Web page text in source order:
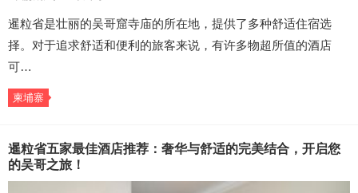
暹粒省是壮丽的吴哥窟寺庙的所在地，提供了多种舒适住宿选
择。对于追求舒适和便利的旅客来说，有许多物超所值的酒店
可…
柬埔寨
暹粒省五家最佳酒店推荐：奢华与舒适的完美结合，开启您
的吴哥之旅！